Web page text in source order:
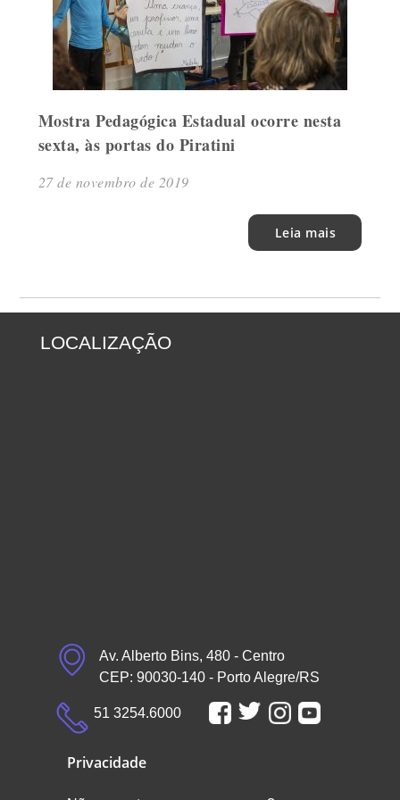
Mostra Pedagógica Estadual ocorre nesta
sexta, às portas do Piratini
27 de novembro de 2019
Leia mais
LOCALIZAÇÃO
Av. Alberto Bins, 480 - Centro
CEP: 90030-140 - Porto Alegre/RS
51 3254.6000
Privacidade